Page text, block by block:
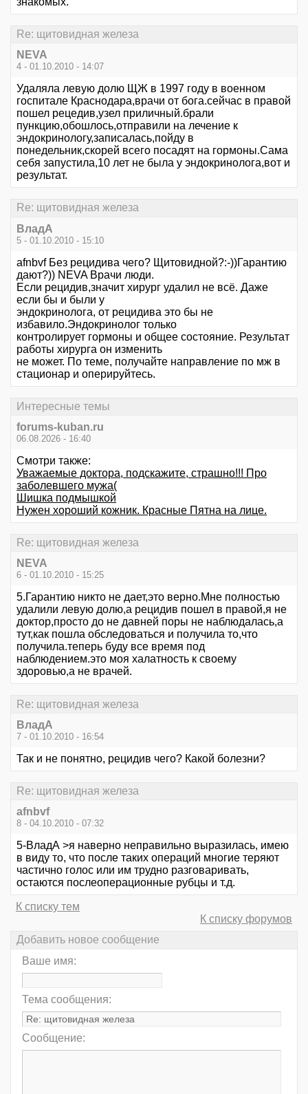
Re: щитовидная железа
NEVA
4 - 01.10.2010 - 14:07
Удаляла левую долю ЩЖ в 1997 году в военном
госпитале Краснодара,врачи от бога.сейчас в правой
пошел рецедив,узел приличный.брали
пункцию,обошлось,отправили на лечение к
эндокринологу,записалась,пойду в
понедельник,скорей всего посадят на гормоны.Сама
себя запустила,10 лет не была у эндокринолога,вот и
результат.
Re: щитовидная железа
ВладА
5 - 01.10.2010 - 15:10
afnbvf Без рецидива чего? Щитовидной?:-))Гарантию
дают?)) NEVA Врачи люди.
Если рецидив,значит хирург удалил не всё. Даже
если бы и были у
эндокринолога, от рецидива это бы не
избавило.Эндокринолог только
контролирует гормоны и общее состояние. Результат
работы хирурга он изменить
не может. По теме, получайте направление по мж в
стационар и оперируйтесь.
Интересные темы
forums-kuban.ru
06.08.2026 - 16:40
Смотри также:
Уважаемые доктора, подскажите, страшно!!! Про
заболевшего мужа(
Шишка подмышкой
Нужен хороший кожник. Красные Пятна на лице.
Re: щитовидная железа
NEVA
6 - 01.10.2010 - 15:25
5.Гарантию никто не дает,это верно.Мне полностью
удалили левую долю,а рецидив пошел в правой,я не
доктор,просто до не давней поры не наблюдалась,а
тут,как пошла обследоваться и получила то,что
получила.теперь буду все время под
наблюдением.это моя халатность к своему
здоровью,а не врачей.
Re: щитовидная железа
ВладА
7 - 01.10.2010 - 16:54
Так и не понятно, рецидив чего? Какой болезни?
Re: щитовидная железа
afnbvf
8 - 04.10.2010 - 07:32
5-ВладА >я наверно неправильно выразилась, имею
в виду то, что после таких операций многие теряют
частично голос или им трудно разговаривать,
остаются послеоперационные рубцы и т.д.
К списку тем
К списку форумов
Добавить новое сообщение
Ваше имя:
Тема сообщения:
Сообщение: